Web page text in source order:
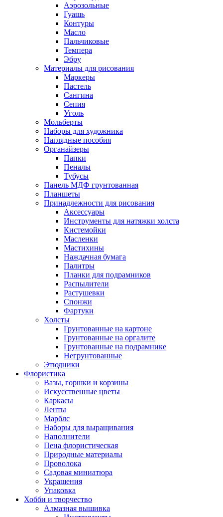
Аэрозольные
Гуашь
Контуры
Масло
Пальчиковые
Темпера
Эбру
Материалы для рисования
Маркеры
Пастель
Сангина
Сепия
Уголь
Мольберты
Наборы для художника
Наглядные пособия
Органайзеры
Папки
Пеналы
Тубусы
Панель МДФ грунтованная
Планшеты
Принадлежности для рисования
Аксессуары
Инструменты для натяжки холста
Кистемойки
Масленки
Мастихины
Наждачная бумага
Палитры
Планки для подрамников
Распылители
Растушевки
Спонжи
Фартуки
Холсты
Грунтованные на картоне
Грунтованные на оргалите
Грунтованные на подрамнике
Негрунтованные
Этюдники
Флористика
Вазы, горшки и корзины
Искусственные цветы
Каркасы
Ленты
Марблс
Наборы для выращивания
Наполнители
Пена флористическая
Природные материалы
Проволока
Садовая миниатюра
Украшения
Упаковка
Хобби и творчество
Алмазная вышивка